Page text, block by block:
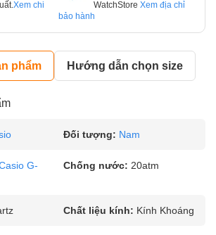
Xem chi
WatchStore Xem địa chỉ
bảo hành
phẩm Hướng dẫn chọn size
Đối tượng: Nam
G-
Chống nước: 20atm
Chất liệu kính: Kính Khoáng